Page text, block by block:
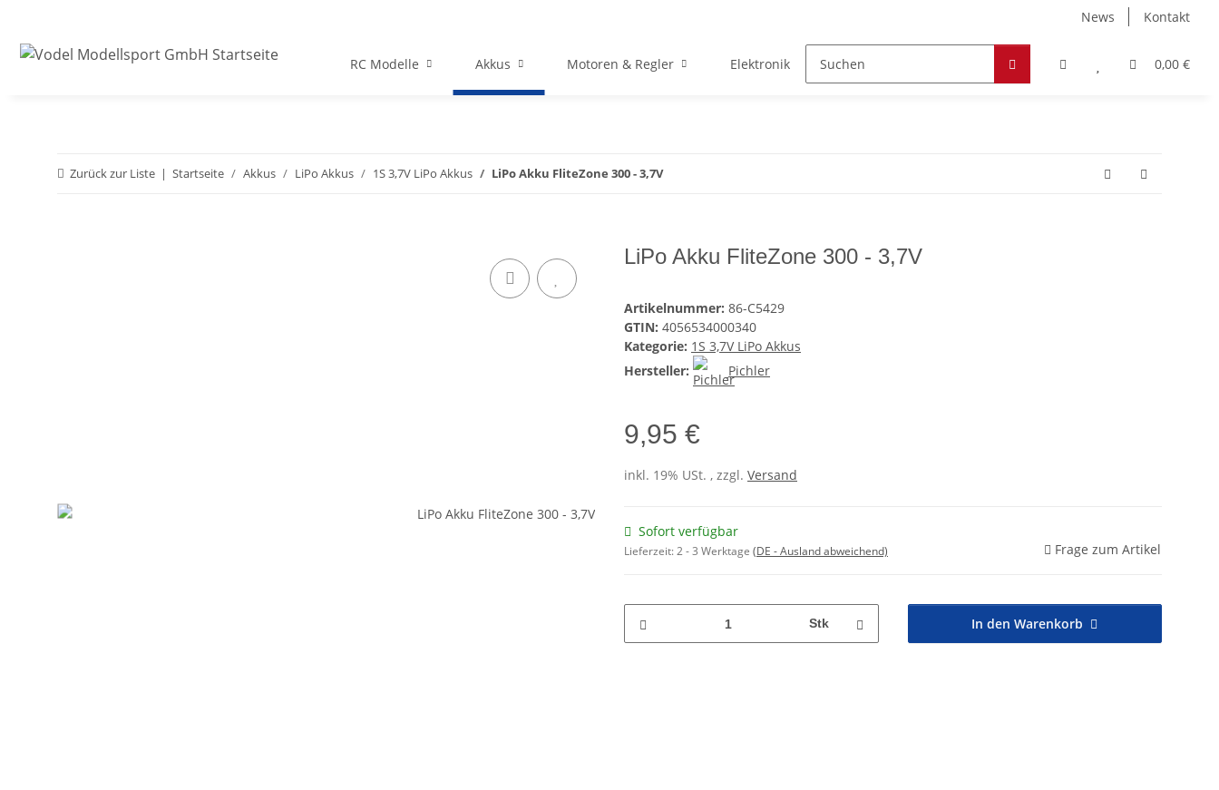
News Kontakt
0,00 €
RC Modelle Akkus Motoren & Regler Elektronik Zubehör Hobby & Freizeit Werkstoffe
Zurück zur Liste Startseite Akkus LiPo Akkus 1S 3,7V LiPo Akkus LiPo Akku FliteZone 300 - 3,7V
LiPo Akku FliteZone 300 - 3,7V
Artikelnummer: 86-C5429
GTIN: 4056534000340
Kategorie: 1S 3,7V LiPo Akkus
Hersteller:
Pichler
9,95 €
inkl. 19% USt. , zzgl. Versand
Sofort verfügbar
Lieferzeit:2 - 3 Werktage (DE - Ausland abweichend) Frage zum Artikel
Stk In den Warenkorb